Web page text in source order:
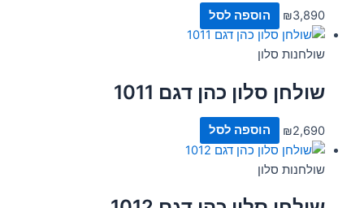
₪3,890 הוספה לסל
שולחנות סלון
שולחן סלון כהן דגם 1011
₪2,690 הוספה לסל
שולחנות סלון